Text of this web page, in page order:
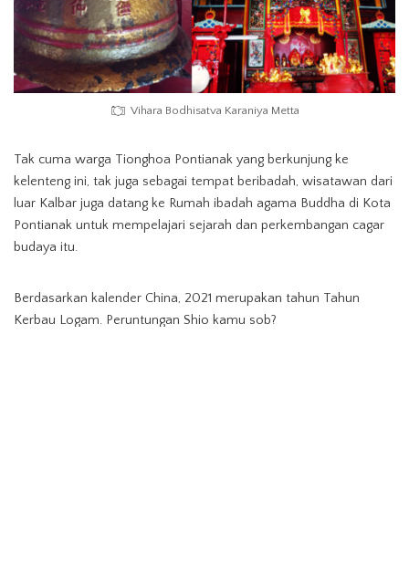
Vihara Bodhisatva Karaniya Metta
Tak cuma warga Tionghoa Pontianak yang berkunjung ke
kelenteng ini, tak juga sebagai tempat beribadah, wisatawan dari
luar Kalbar juga datang ke Rumah ibadah agama Buddha di Kota
Pontianak untuk mempelajari sejarah dan perkembangan cagar
budaya itu.
Berdasarkan kalender China, 2021 merupakan tahun Tahun
Kerbau Logam. Peruntungan Shio kamu sob?